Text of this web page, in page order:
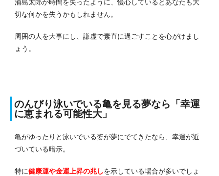
浦島太郎が時間を失ったように、慢心しているとあなたも大
切な何かを失うかもしれません。
周囲の人を大事にし、謙虚で素直に過ごすことを心がけまし
ょう。
のんびり泳いでいる亀を見る夢なら「幸運
に恵まれる可能性大」
亀がゆったりと泳いでいる姿が夢にでてきたなら、幸運が近
づいている暗示。
特に健康運や金運上昇の兆しを示している場合が多いでしょ